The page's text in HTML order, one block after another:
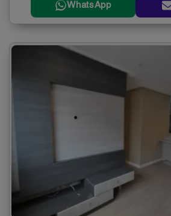
WhatsApp